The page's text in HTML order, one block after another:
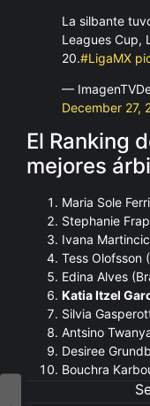
La silbante
Leagues Cup,
20.#LigaMX
—
December 27,
El Ranking
mejores
Maria Sole
Stephanie
Ivana
Tess Olofsson
Edina Alves
Katia Itzel
Silvia
Antsino
Desiree
Bouchra